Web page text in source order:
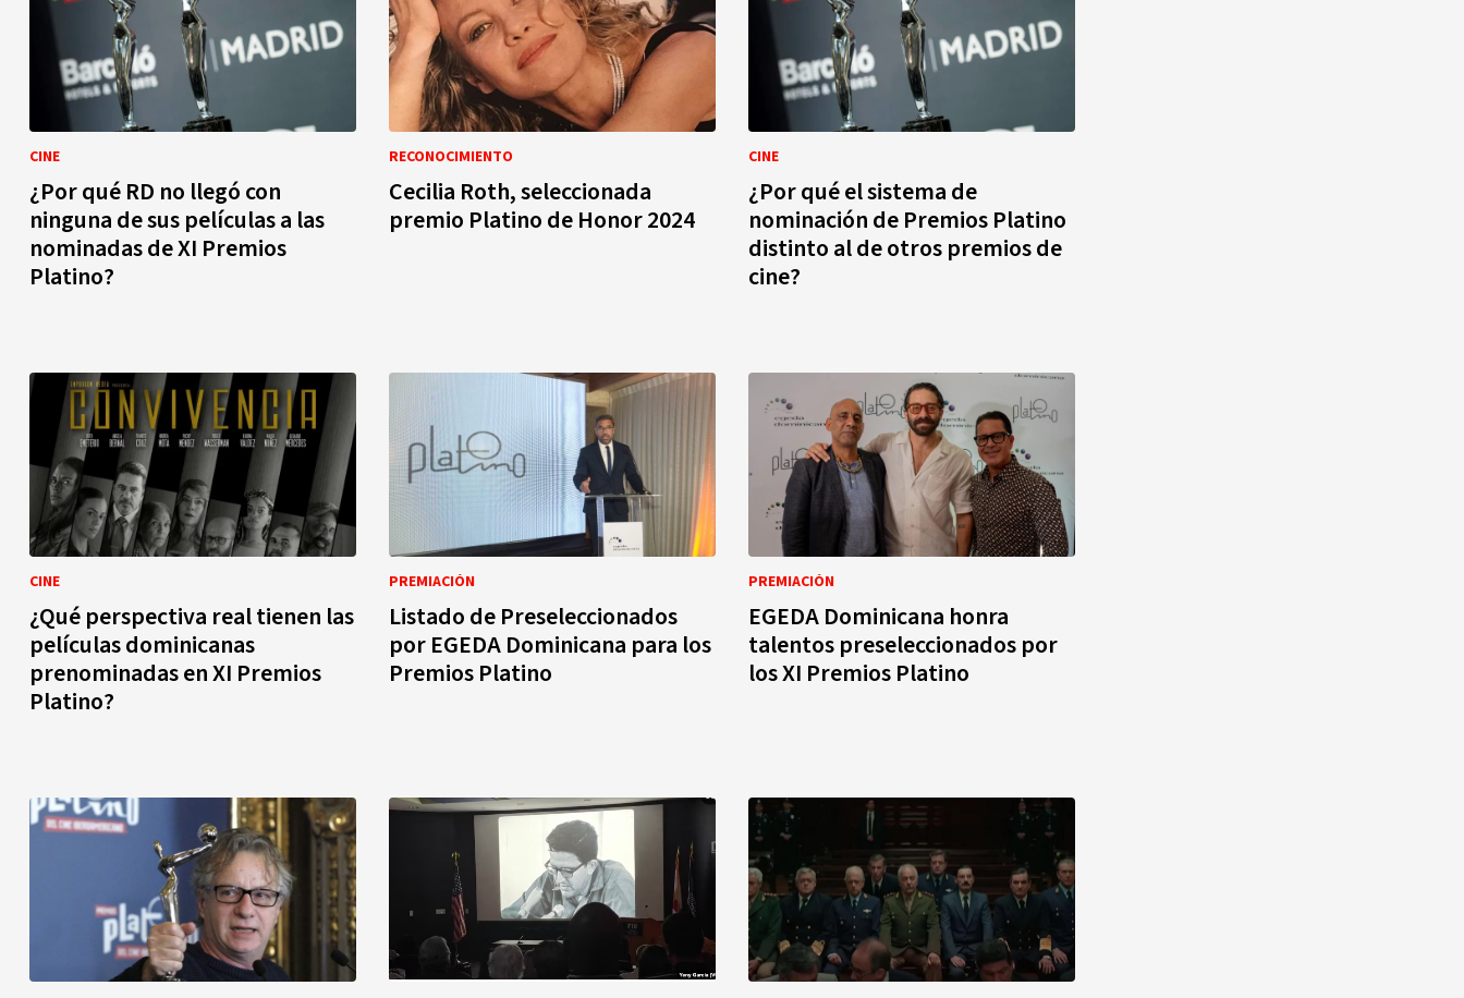
CINE
¿Por qué RD no llegó con
ninguna de sus películas a las
nominadas de XI Premios
Platino?
RECONOCIMIENTO
Cecilia Roth, seleccionada
premio Platino de Honor 2024
CINE
¿Por qué el sistema de
nominación de Premios Platino
distinto al de otros premios de
cine?
CINE
¿Qué perspectiva real tienen las
películas dominicanas
prenominadas en XI Premios
Platino?
PREMIACIÓN
Listado de Preseleccionados
por EGEDA Dominicana para los
Premios Platino
PREMIACIÓN
EGEDA Dominicana honra
talentos preseleccionados por
los XI Premios Platino